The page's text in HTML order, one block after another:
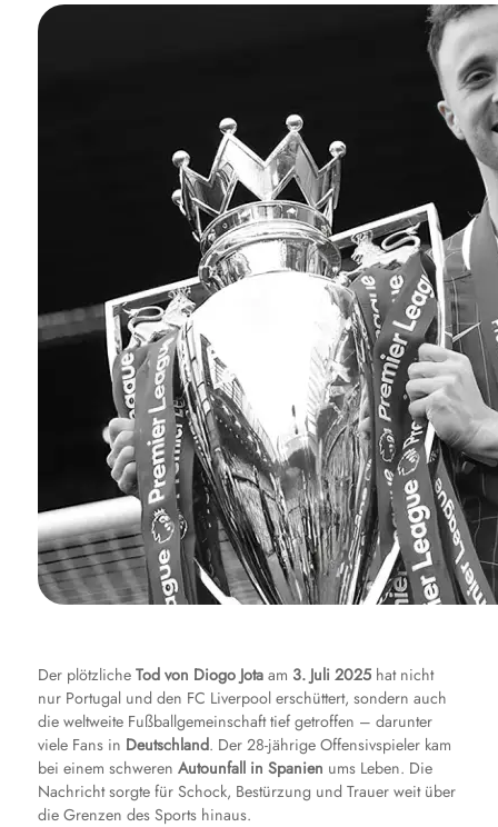
Der plötzliche Tod von Diogo Jota am 3. Juli 2025 hat nicht
nur Portugal und den FC Liverpool erschüttert, sondern auch
die weltweite Fußballgemeinschaft tief getroffen – darunter
viele Fans in Deutschland. Der 28-jährige Offensivspieler kam
bei einem schweren Autounfall in Spanien ums Leben. Die
Nachricht sorgte für Schock, Bestürzung und Trauer weit über
die Grenzen des Sports hinaus.